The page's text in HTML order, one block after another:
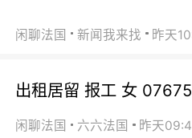
闲聊法国 新闻我来找 昨天
出租居留 报工 女
闲聊法国 六六法国 昨天